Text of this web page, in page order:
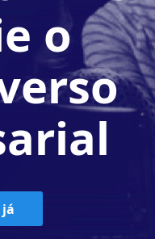
o
já